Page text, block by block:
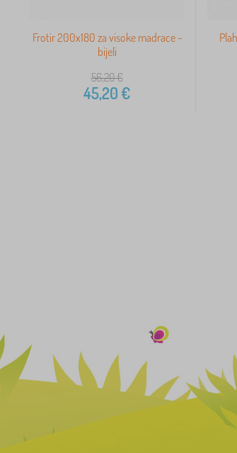
Frotir 200x180 za visoke madrace -
bijeli
56,20€
45,20€